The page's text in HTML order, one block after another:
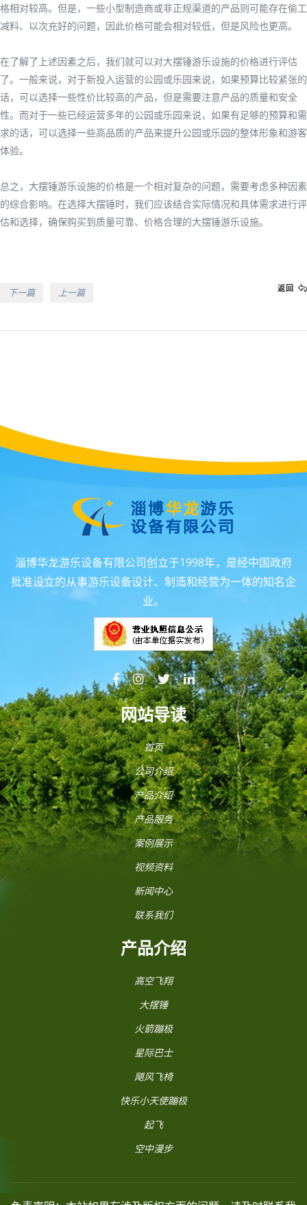
格相对较高。但是，一些小型制造商或非正规渠道的产品则可能存在偷工
减料、以次充好的问题，因此价格可能会相对较低，但是风险也更高。
在了解了上述因素之后，我们就可以对大摆锤游乐设施的价格进行评估
了。一般来说，对于新投入运营的公园或乐园来说，如果预算比较紧张的
话，可以选择一些性价比较高的产品，但是需要注意产品的质量和安全
性。而对于一些已经运营多年的公园或乐园来说，如果有足够的预算和需
求的话，可以选择一些高品质的产品来提升公园或乐园的整体形象和游客
体验。
总之，大摆锤游乐设施的价格是一个相对复杂的问题，需要考虑多种因素
的综合影响。在选择大摆锤时，我们应该结合实际情况和具体需求进行评
估和选择，确保购买到质量可靠、价格合理的大摆锤游乐设施。
下一篇 上一篇 返回
淄博华龙游乐设备有限公司创立于1998年，是经中国政府
批准设立的从事游乐设备设计、制造和经营为一体的知名企
业。
网站导读
首页
公司介绍
产品介绍
产品服务
案例展示
视频资料
新闻中心
联系我们
产品介绍
高空飞翔
大摆锤
火箭蹦极
星际巴士
飓风飞椅
快乐小天使蹦极
起飞
空中漫步